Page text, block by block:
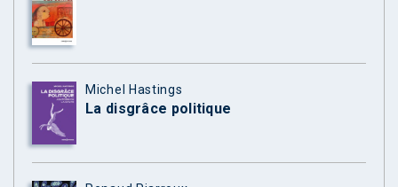
Michel Hastings
La disgrâce politique